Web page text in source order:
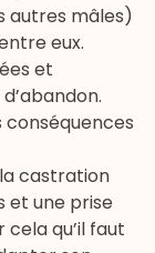
autres mâles)
eux.
et
conséquences
castration
et une prise
cela qu’il faut